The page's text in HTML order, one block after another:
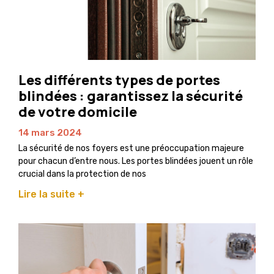
Les différents types de portes
blindées : garantissez la sécurité
de votre domicile
14 mars 2024
La sécurité de nos foyers est une préoccupation majeure
pour chacun d’entre nous. Les portes blindées jouent un rôle
crucial dans la protection de nos
Lire la suite +